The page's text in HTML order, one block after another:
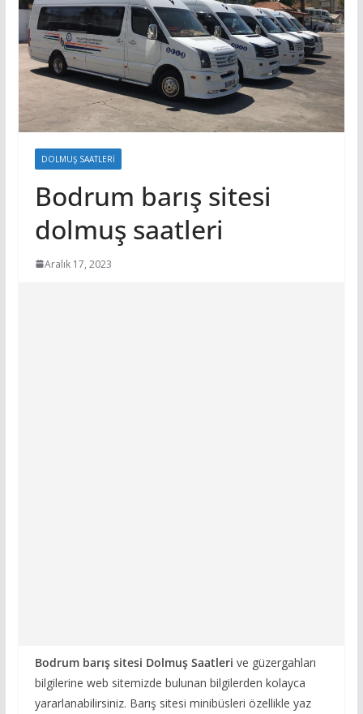
DOLMUŞ SAATLERI
Bodrum barış sitesi
dolmuş saatleri
Aralık 17, 2023
Bodrum barış sitesi Dolmuş Saatleri ve güzergahları
bilgilerine web sitemizde bulunan bilgilerden kolayca
yararlanabilirsiniz. Barış sitesi minibüsleri özellikle yaz